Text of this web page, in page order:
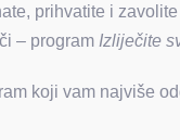
prihvatite i
– program Izliječite
koji vam najviše